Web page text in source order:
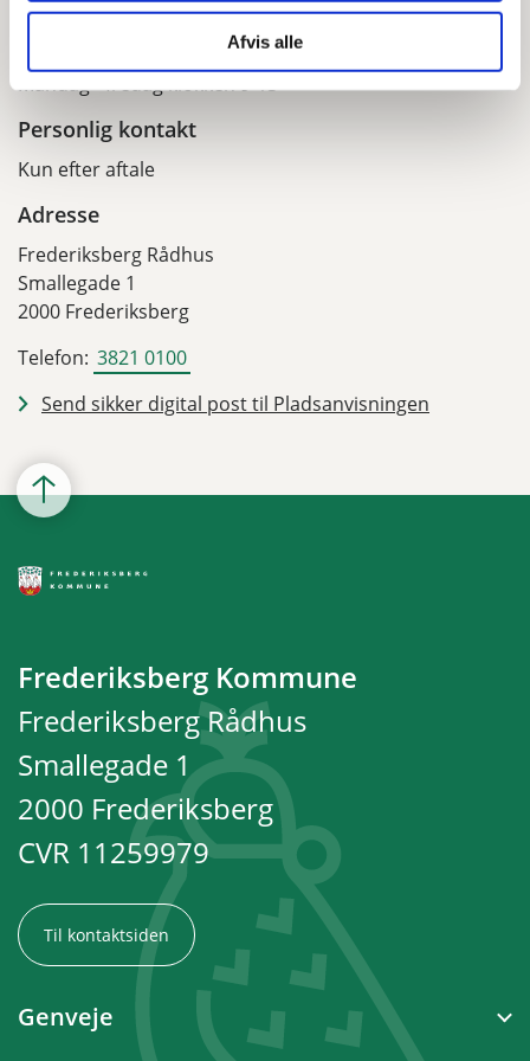
Afvis alle
Pladsanvisningen
Mandag - fredag klokken 9-13
Personlig kontakt
Kun efter aftale
Adresse
Frederiksberg Rådhus
Smallegade 1
2000 Frederiksberg
Telefon: 3821 0100
Send sikker digital post til Pladsanvisningen
Frederiksberg Kommune
Frederiksberg Rådhus
Smallegade 1
2000 Frederiksberg
CVR 11259979
Til kontaktsiden
Genveje